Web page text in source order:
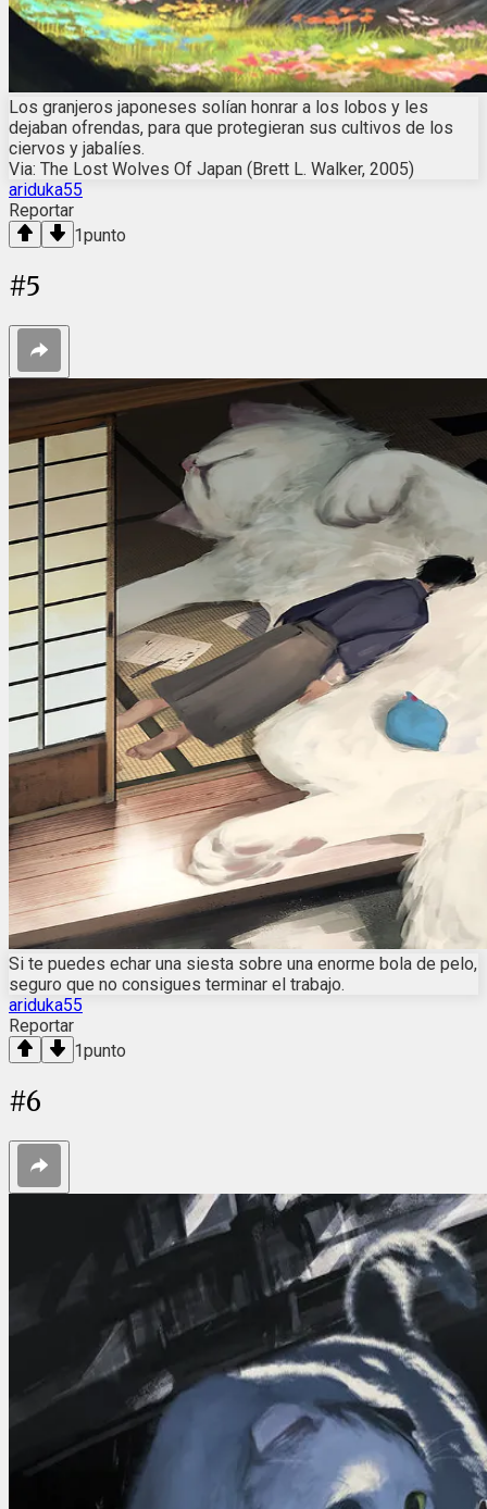
Los granjeros japoneses solían honrar a los lobos y les
dejaban ofrendas, para que protegieran sus cultivos de los
ciervos y jabalíes.
Via: The Lost Wolves Of Japan (Brett L. Walker, 2005)
ariduka55
Reportar
1punto
#5
Si te puedes echar una siesta sobre una enorme bola de pelo,
seguro que no consigues terminar el trabajo.
ariduka55
Reportar
1punto
#6